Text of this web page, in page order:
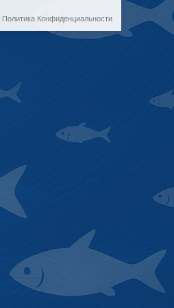
Политика Конфиденциальности